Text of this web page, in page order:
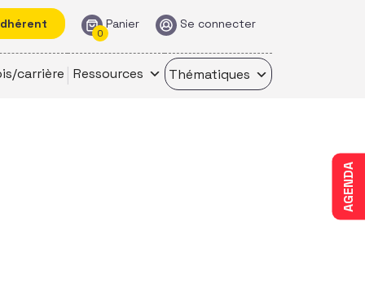
Panier
0
Se connecter
carrière Ressources Thématiques
AGENDA